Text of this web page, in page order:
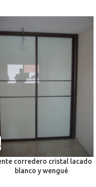
corredero cristal lacado
blanco y wengué